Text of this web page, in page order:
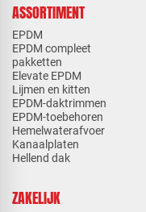
ASSORTIMENT
EPDM
EPDM compleet
pakketten
Elevate EPDM
Lijmen en kitten
EPDM-daktrimmen
EPDM-toebehoren
Hemelwaterafvoer
Kanaalplaten
Hellend dak
ZAKELIJK